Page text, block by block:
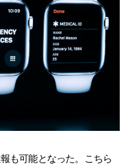
も可能となった。こちら